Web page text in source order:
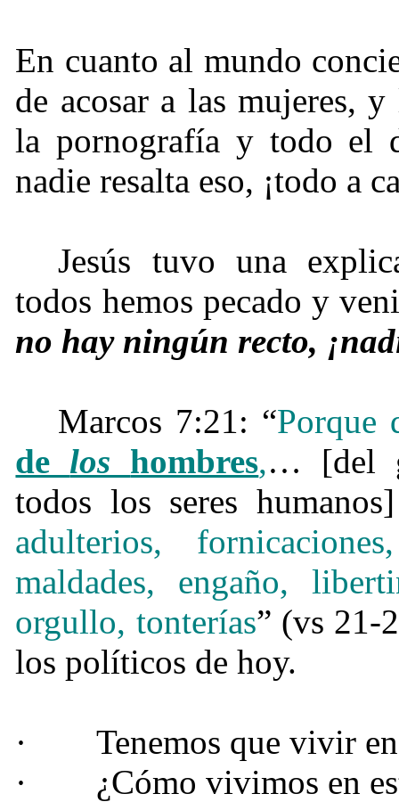
En cuanto al mundo
de acosar a las mujeres,
la pornografía y todo el
nadie resalta eso, ¡todo a
Jesús tuvo una
todos hemos pecado y
no hay ningún recto,
Marcos 7:21: “Porque
de los hombres,… [del
todos los seres
adulterios,
maldades, engaño,
orgullo, tonterías” (vs 21-
los políticos de hoy.
·
Tenemos que vivir
·
¿Cómo vivimos en